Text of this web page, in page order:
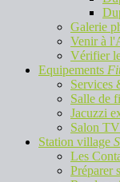
Galerie
Venir à
Vérifier
Equipements
Services
Salle de
Jacuzzi
Salon
Station village
Les
Préparer